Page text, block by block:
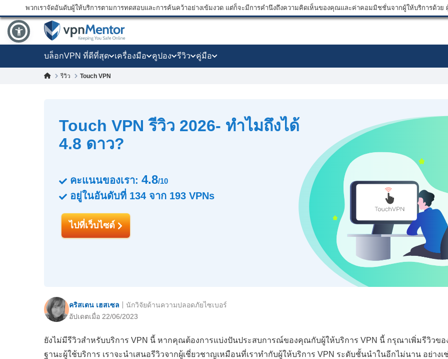
พวกเราจัดอันดับผู้ให้บริการตามการทดสอบและการค้นคว้าอย่างเข้มงวด แต่ก็จะมีการคำนึงถึงความคิดเห็นของคุณและค่าคอมมิชชั่นจากผู้ให้บริการด้วย
บล็อกVPN ที่ดีที่สุด เครื่องมือ คูปอง รีวิว คู่มือ
รีวิว Touch VPN
Touch VPN รีวิว 2026- ทำไมถึงได้
4.8 ดาว?
คะแนนของเรา: 4.8/10
อยู่ในอันดับที่ 134 จาก 193 VPNs
ไปที่เว็บไซต์
คริสเตน เฮสเซล
อัปเดตเมื่อ 22/06/2023
นักวิจัยด้านความปลอดภัยไซเบอร์
ยังไม่มีรีวิวสำหรับบริการ VPN นี้ หากคุณต้องการแบ่งปันประสบการณ์ของคุณกับผู้ให้บริการ VPN นี้ กรุณาเพิ่มรีวิวข
ฐานะผู้ใช้บริการ เราจะนำเสนอรีวิวจากผู้เชี่ยวชาญเหมือนที่เราทำกับผู้ให้บริการ VPN ระดับชั้นนำในอีกไม่นาน อย่างเ